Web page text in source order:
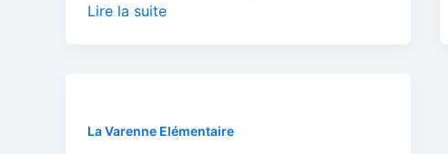
Lire la suite
La Varenne Elémentaire